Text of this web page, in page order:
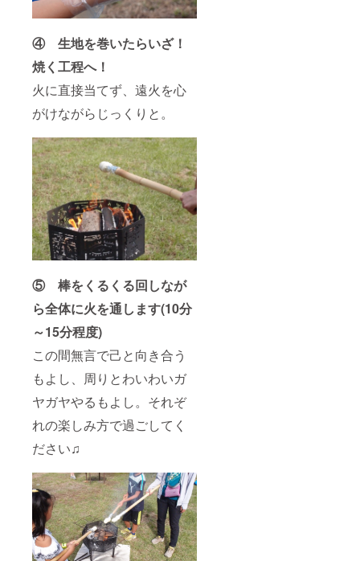
④ 生地を巻いたらいざ！
焼く工程へ！
火に直接当てず、遠火を心
がけながらじっくりと。
⑤ 棒をくるくる回しなが
ら全体に火を通します(10分
～15分程度)
この間無言で己と向き合う
もよし、周りとわいわいガ
ヤガヤやるもよし。それぞ
れの楽しみ方で過ごしてく
ださい♫